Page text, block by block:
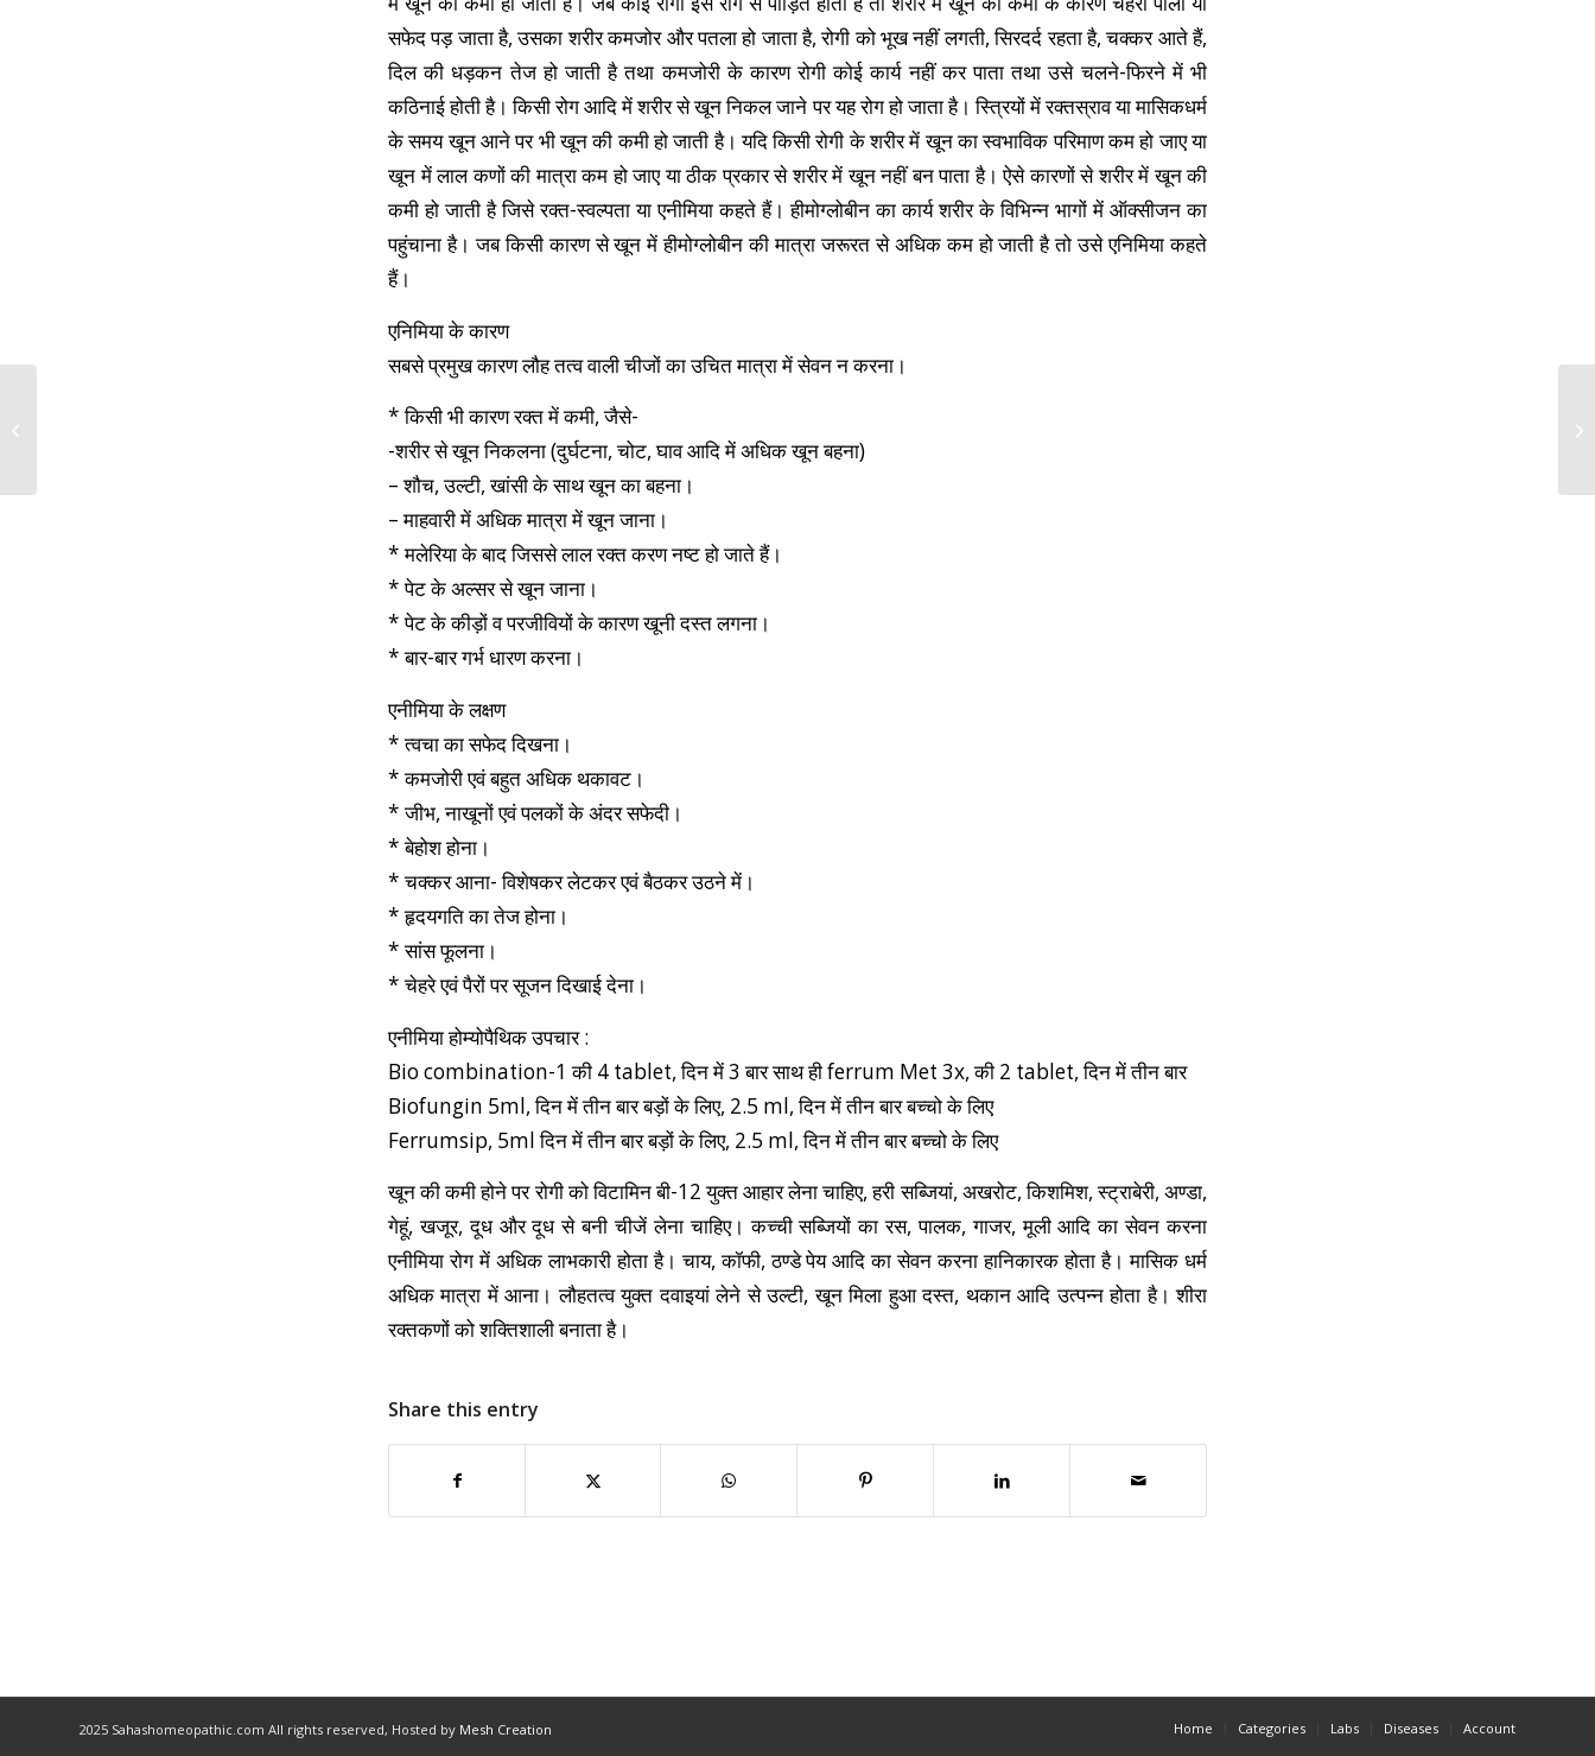
सफेद पड़ जाता है, उसका शरीर कमजोर और पतला हो जाता है, रोगी को भूख नहीं लगती, सिरदर्द रहता है, चक्कर आते हैं,
दिल की धड़कन तेज हो जाती है तथा कमजोरी के कारण रोगी कोई कार्य नहीं कर पाता तथा उसे चलने-फिरने में भी
कठिनाई होती है। किसी रोग आदि में शरीर से खून निकल जाने पर यह रोग हो जाता है। स्त्रियों में रक्तस्राव या मासिकधर्म
के समय खून आने पर भी खून की कमी हो जाती है। यदि किसी रोगी के शरीर में खून का स्वभाविक परिमाण कम हो जाए या
खून में लाल कणों की मात्रा कम हो जाए या ठीक प्रकार से शरीर में खून नहीं बन पाता है। ऐसे कारणों से शरीर में खून की
कमी हो जाती है जिसे रक्त-स्वल्पता या एनीमिया कहते हैं। हीमोग्लोबीन का कार्य शरीर के विभिन्न भागों में ऑक्सीजन का
पहुंचाना है। जब किसी कारण से खून में हीमोग्लोबीन की मात्रा जरूरत से अधिक कम हो जाती है तो उसे एनिमिया कहते
हैं।
एनिमिया के कारण
सबसे प्रमुख कारण लौह तत्व वाली चीजों का उचित मात्रा में सेवन न करना।
* किसी भी कारण रक्त में कमी, जैसे-
-शरीर से खून निकलना (दुर्घटना, चोट, घाव आदि में अधिक खून बहना)
– शौच, उल्टी, खांसी के साथ खून का बहना।
– माहवारी में अधिक मात्रा में खून जाना।
* मलेरिया के बाद जिससे लाल रक्त करण नष्ट हो जाते हैं।
* पेट के अल्सर से खून जाना।
* पेट के कीड़ों व परजीवियों के कारण खूनी दस्त लगना।
* बार-बार गर्भ धारण करना।
एनीमिया के लक्षण
* त्वचा का सफेद दिखना।
* कमजोरी एवं बहुत अधिक थकावट।
* जीभ, नाखूनों एवं पलकों के अंदर सफेदी।
* बेहोश होना।
* चक्कर आना- विशेषकर लेटकर एवं बैठकर उठने में।
* हृदयगति का तेज होना।
* सांस फूलना।
* चेहरे एवं पैरों पर सूजन दिखाई देना।
एनीमिया होम्योपैथिक उपचार :
Bio combination-1 की 4 tablet, दिन में 3 बार साथ ही ferrum Met 3x, की 2 tablet, दिन में तीन बार
Biofungin 5ml, दिन में तीन बार बड़ों के लिए, 2.5 ml, दिन में तीन बार बच्चो के लिए
Ferrumsip, 5ml दिन में तीन बार बड़ों के लिए, 2.5 ml, दिन में तीन बार बच्चो के लिए
खून की कमी होने पर रोगी को विटामिन बी-12 युक्त आहार लेना चाहिए, हरी सब्जियां, अखरोट, किशमिश, स्ट्राबेरी, अण्डा,
गेहूं, खजूर, दूध और दूध से बनी चीजें लेना चाहिए। कच्ची सब्जियों का रस, पालक, गाजर, मूली आदि का सेवन करना
एनीमिया रोग में अधिक लाभकारी होता है। चाय, कॉफी, ठण्डे पेय आदि का सेवन करना हानिकारक होता है। मासिक धर्म
अधिक मात्रा में आना। लौहतत्व युक्त दवाइयां लेने से उल्टी, खून मिला हुआ दस्त, थकान आदि उत्पन्न होता है। शीरा
रक्तकणों को शक्तिशाली बनाता है।
Share this entry
2025 Sahashomeopathic.com All rights reserved, Hosted by Mesh Creation Home Categories Labs Diseases Account